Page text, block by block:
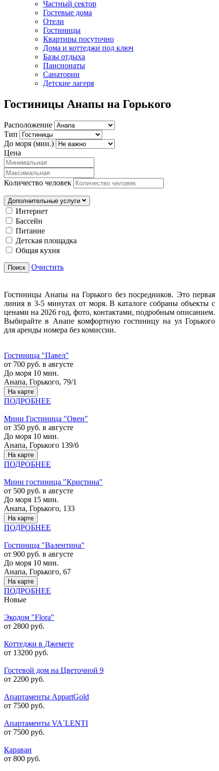
Частный сектор
Гостевые дома
Отели
Гостиницы
Квартиры посуточно
Дома и коттеджи под ключ
Базы отдыха
Пансионаты
Санатории
Детские лагеря
Гостиницы Анапы на Горького
Расположение
Тип
До моря (мин.)
Цена
Количество человек
Дополнительные услуги
Интернет
Бассейн
Питание
Детская площадка
Общая кухня
Поиск Очистить
Гостиницы Анапы на Горького без посредников. Это первая
линия в 3-5 минутах от моря. В каталоге собраны объекты с
ценами на 2026 год, фото, контактами, подробным описанием.
Выбирайте в Анапе комфортную гостиницу на ул Горького
для аренды номера без комиссии.
Гостиница "Павел"
от 700 руб. в августе
До моря 10 мин.
Анапа, Горького, 79/1
На карте
ПОДРОБНЕЕ
Мини Гостиница "Овен"
от 350 руб. в августе
До моря 10 мин.
Анапа, Горького 139/б
На карте
ПОДРОБНЕЕ
Мини гостиница "Кристина"
от 500 руб. в августе
До моря 15 мин.
Анапа, Горького, 133
На карте
ПОДРОБНЕЕ
Гостиница "Валентина"
от 900 руб. в августе
До моря 10 мин.
Анапа, Горького, 67
На карте
ПОДРОБНЕЕ
Новые
Экодом "Flora"
от 2800 руб.
Коттеджи в Джемете
от 13200 руб.
Гостевой дом на Цветочной 9
от 2200 руб.
Апартаменты AppartGold
от 7500 руб.
Апартаменты VA`LENTI
от 7500 руб.
Караван
от 800 руб.